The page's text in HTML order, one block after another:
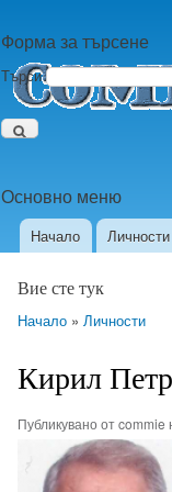
Основно меню
Начало Личности
Форма за търсене
Търси
Вие сте тук
Начало » Личности
Кирил
Публикувано отcommie